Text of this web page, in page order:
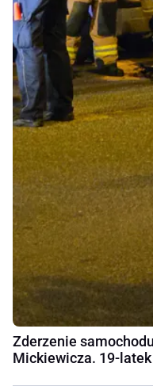
Zderzenie
Mickiewicza. 19-